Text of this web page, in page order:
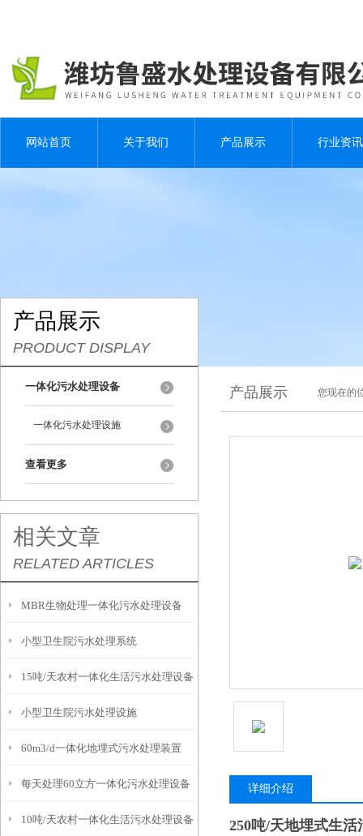
网站首页 关于我们 产品展示 行业资讯
产品展示
PRODUCT DISPLAY
一体化污水处理设备
一体化污水处理设施
查看更多
相关文章
RELATED ARTICLES
MBR生物处理一体化污水处理设备
小型卫生院污水处理系统
15吨/天农村一体化生活污水处理设备
小型卫生院污水处理设施
60m3/d一体化地埋式污水处理装置
每天处理60立方一体化污水处理设备
10吨/天农村一体化生活污水处理设备
产品展示 您现在的
详细介绍
250吨/天地埋式生活